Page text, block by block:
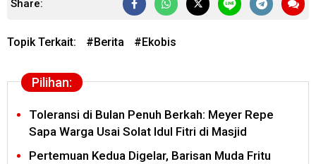
Share:
Topik Terkait: #Berita #Ekobis
Pilihan:
Toleransi di Bulan Penuh Berkah: Meyer Repe
Sapa Warga Usai Solat Idul Fitri di Masjid
Pertemuan Kedua Digelar, Barisan Muda Fritu